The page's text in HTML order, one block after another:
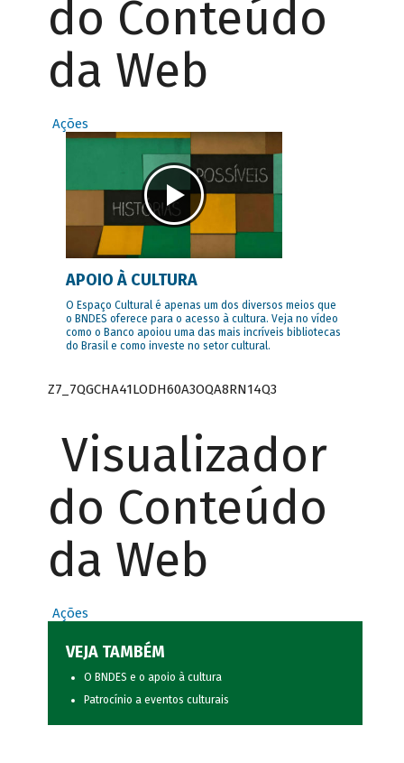
do Conteúdo
da Web
Ações
APOIO À CULTURA
O Espaço Cultural é apenas um dos diversos meios que
o BNDES oferece para o acesso à cultura. Veja no vídeo
como o Banco apoiou uma das mais incríveis bibliotecas
do Brasil e como investe no setor cultural.
Z7_7QGCHA41LODH60A3OQA8RN14Q3
Visualizador
do Conteúdo
da Web
Ações
VEJA TAMBÉM
O BNDES e o apoio à cultura
Patrocínio a eventos culturais